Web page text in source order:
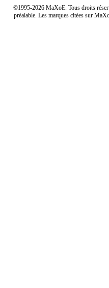
©1995-2026 MaXoE. Tous droits
préalable. Les marques citées sur